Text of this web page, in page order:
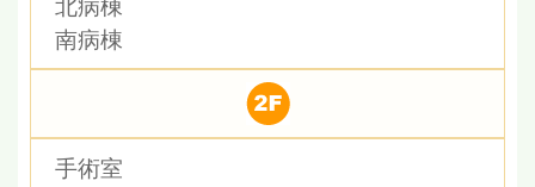
北病棟
南病棟
手術室